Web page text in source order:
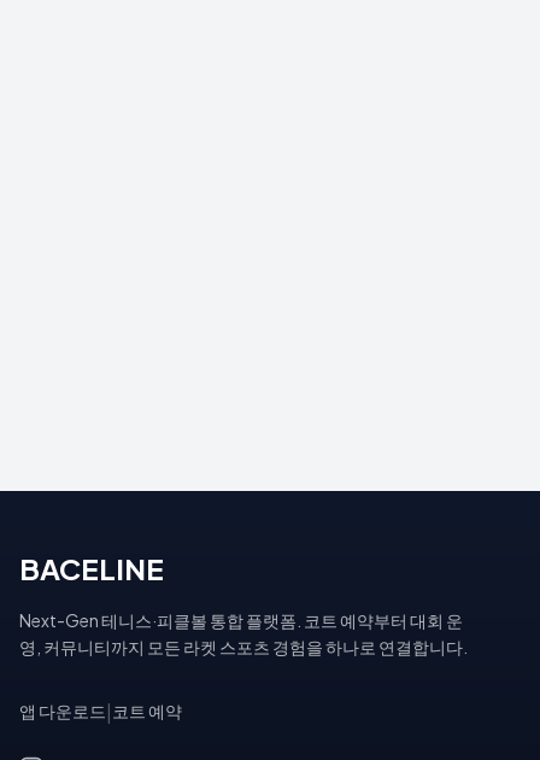
BACELINE
Next-Gen 테니스·피클볼 통합 플랫폼. 코트 예약부터 대회 운
영, 커뮤니티까지 모든 라켓 스포츠 경험을 하나로 연결합니다.
앱 다운로드 코트 예약